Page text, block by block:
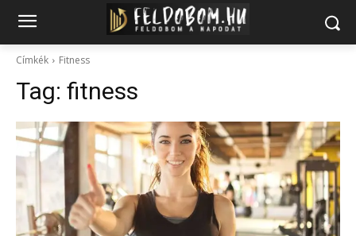
Címkék Fitness
Tag: fitness